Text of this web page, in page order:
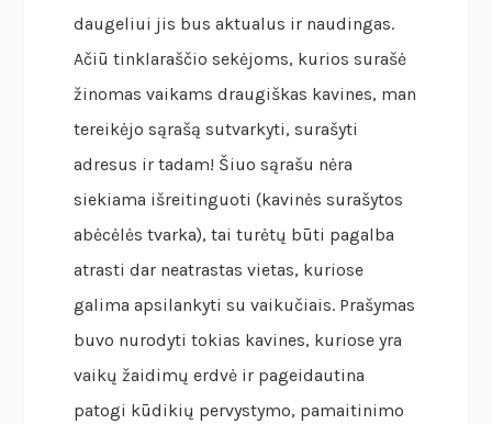
daugeliui jis bus aktualus ir naudingas.
Ačiū tinklaraščio sekėjoms, kurios surašė
žinomas vaikams draugiškas kavines, man
tereikėjo sąrašą sutvarkyti, surašyti
adresus ir tadam! Šiuo sąrašu nėra
siekiama išreitinguoti (kavinės surašytos
abėcėlės tvarka), tai turėtų būti pagalba
atrasti dar neatrastas vietas, kuriose
galima apsilankyti su vaikučiais. Prašymas
buvo nurodyti tokias kavines, kuriose yra
vaikų žaidimų erdvė ir pageidautina
patogi kūdikių pervystymo, pamaitinimo